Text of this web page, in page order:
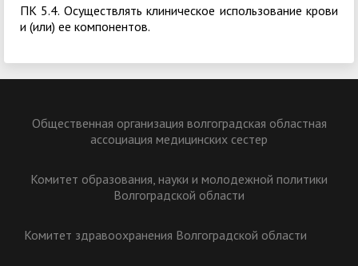
ПК 5.4. Осуществлять клиническое использование крови
и (или) ее компонентов.
Общественная организация волгоградская областная
ассоциация медицинских сестер
Комитет образования, науки и молодежной политики
Волгоградской области
Комитет здравоохранения Волгоградской области